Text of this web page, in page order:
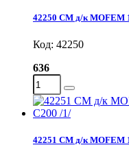
42250 СМ д/к MOFEM
Код: 42250
636
42251 СМ д/к MOFEM